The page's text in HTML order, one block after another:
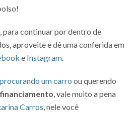
para continuar por dentro de
aproveite e dê uma conferida em
e Instagram.
procurando um carro ou querendo
, vale muito a pena
Carros, nele você